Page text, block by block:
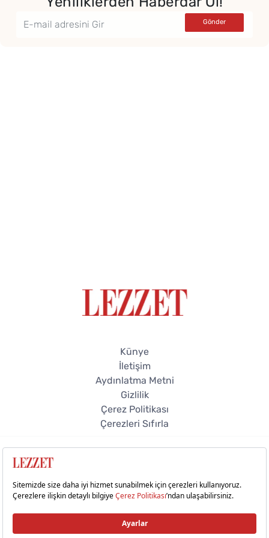
Künye
İletişim
Aydınlatma Metni
Gizlilik
Çerez Politikası
Çerezleri Sıfırla
© 2026 Lezzet Online. Tüm hakları saklıdır.